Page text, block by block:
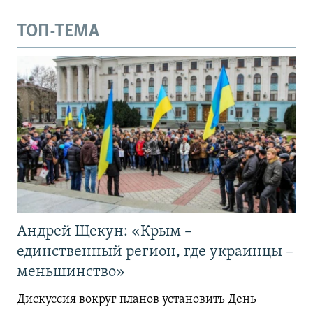
ТОП-ТЕМА
Андрей Щекун: «Крым –
единственный регион, где украинцы –
меньшинство»
Дискуссия вокруг планов установить День